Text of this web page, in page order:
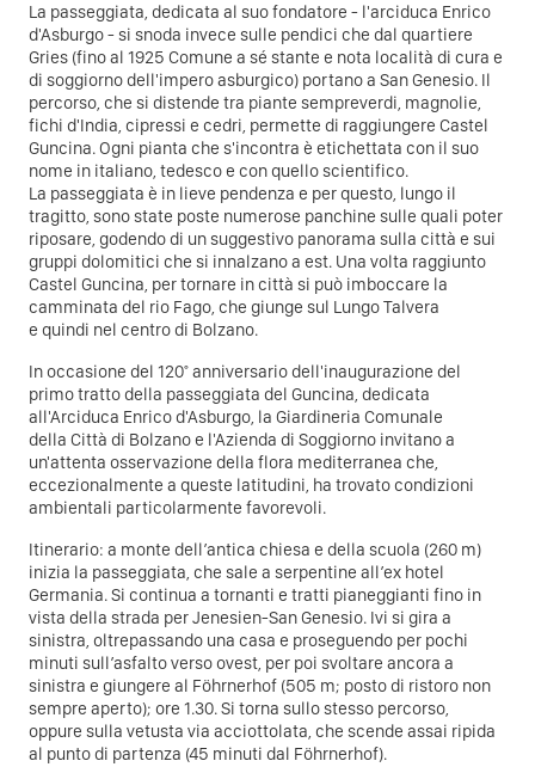
La passeggiata, dedicata al suo fondatore - l'arciduca Enrico
d'Asburgo - si snoda invece sulle pendici che dal quartiere
Gries (fino al 1925 Comune a sé stante e nota località di cura e
di soggiorno dell'impero asburgico) portano a San Genesio. Il
percorso, che si distende tra piante sempreverdi, magnolie,
fichi d'India, cipressi e cedri, permette di raggiungere Castel
Guncina. Ogni pianta che s'incontra è etichettata con il suo
nome in italiano, tedesco e con quello scientifico.
La passeggiata è in lieve pendenza e per questo, lungo il
tragitto, sono state poste numerose panchine sulle quali poter
riposare, godendo di un suggestivo panorama sulla città e sui
gruppi dolomitici che si innalzano a est. Una volta raggiunto
Castel Guncina, per tornare in città si può imboccare la
camminata del rio Fago, che giunge sul Lungo Talvera
e quindi nel centro di Bolzano.
In occasione del 120° anniversario dell'inaugurazione del
primo tratto della passeggiata del Guncina, dedicata
all'Arciduca Enrico d'Asburgo, la Giardineria Comunale
della Città di Bolzano e l'Azienda di Soggiorno invitano a
un'attenta osservazione della flora mediterranea che,
eccezionalmente a queste latitudini, ha trovato condizioni
ambientali particolarmente favorevoli.
Itinerario: a monte dell’antica chiesa e della scuola (260 m)
inizia la passeggiata, che sale a serpentine all’ex hotel
Germania. Si continua a tornanti e tratti pianeggianti fino in
vista della strada per Jenesien-San Genesio. Ivi si gira a
sinistra, oltrepassando una casa e proseguendo per pochi
minuti sull’asfalto verso ovest, per poi svoltare ancora a
sinistra e giungere al Föhrnerhof (505 m; posto di ristoro non
sempre aperto); ore 1.30. Si torna sullo stesso percorso,
oppure sulla vetusta via acciottolata, che scende assai ripida
al punto di partenza (45 minuti dal Föhrnerhof).